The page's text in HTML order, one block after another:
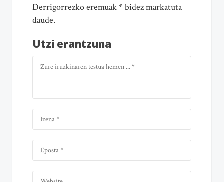
Derrigorrezko eremuak * bidez markatuta
daude.
Utzi erantzuna